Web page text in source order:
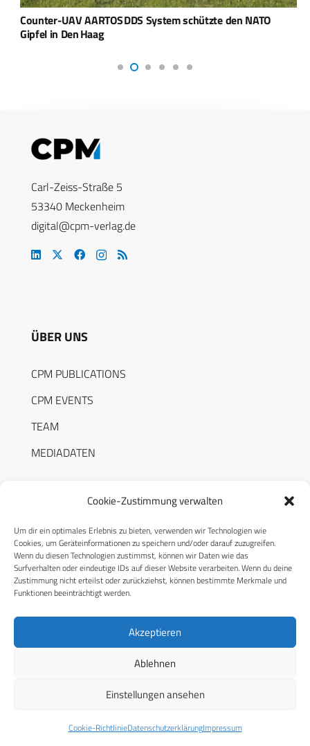
Cookie-Zustimmung verwalten
Um dir ein optimales Erlebnis zu bieten, verwenden wir Technologien wie
Cookies, um Geräteinformationen zu speichern und/oder darauf zuzugreifen.
Wenn du diesen Technologien zustimmst, können wir Daten wie das
Surfverhalten oder eindeutige IDs auf dieser Website verarbeiten. Wenn du deine
Zustimmung nicht erteilst oder zurückziehst, können bestimmte Merkmale und
Funktionen beeinträchtigt werden.
Akzeptieren
Ablehnen
Einstellungen ansehen
Cookie-RichtlinieDatenschutzerklärungImpressum
Counter-UAV AARTOS DDS System schützte den NATO
Gipfel in Den Haag
Carl-Zeiss-Straße 5
53340 Meckenheim
digital@cpm-verlag.de
ÜBER UNS
CPM PUBLICATIONS
CPM EVENTS
TEAM
MEDIADATEN
RECHTLICHES
Datenschutzerklärung
Cookie-Richtlinie (EU)
© 2026 CPM GmbH – Alle Rechte vorbehalten